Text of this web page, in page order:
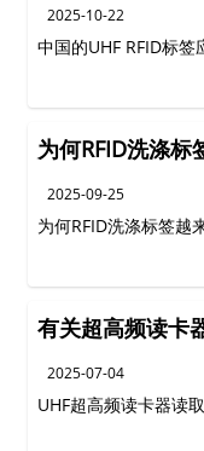
2025-10-22
中国的UHF RFID标签
为何RFID洗涤标
2025-09-25
为何RFID洗涤标签越
有关超高频读卡
2025-07-04
UHF超高频读卡器读